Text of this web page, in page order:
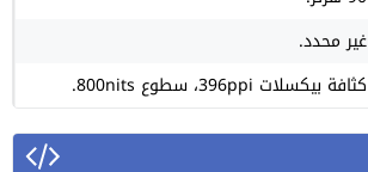
غير محدد.
كثافة بيكسلات 396ppi، سطوع 800nits.